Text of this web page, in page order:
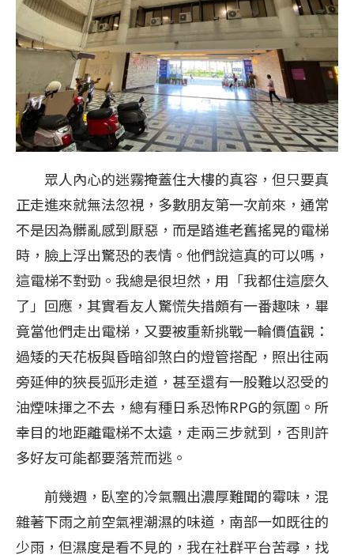
眾人內心的迷霧掩蓋住大樓的真容，但只要真
正走進來就無法忽視，多數朋友第一次前來，通常
不是因為髒亂感到厭惡，而是踏進老舊搖晃的電梯
時，臉上浮出驚恐的表情。他們說這真的可以嗎，
這電梯不對勁。我總是很坦然，用「我都住這麼久
了」回應，其實看友人驚慌失措頗有一番趣味，畢
竟當他們走出電梯，又要被重新挑戰一輪價值觀：
過矮的天花板與昏暗卻煞白的燈管搭配，照出往兩
旁延伸的狹長弧形走道，甚至還有一股難以忍受的
油煙味揮之不去，總有種日系恐怖RPG的氛圍。所
幸目的地距離電梯不太遠，走兩三步就到，否則許
多好友可能都要落荒而逃。
前幾週，臥室的冷氣飄出濃厚難聞的霉味，混
雜著下雨之前空氣裡潮濕的味道，南部一如既往的
少雨，但濕度是看不見的，我在社群平台苦尋，找